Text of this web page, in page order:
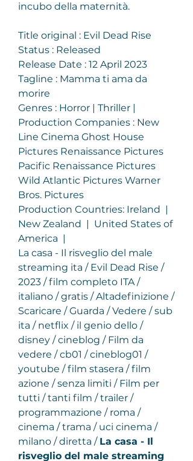
incubo della maternità.
Title original : Evil Dead Rise
Status : Released
Release Date : 12 April 2023
Tagline : Mamma ti ama da
morire
Genres : Horror | Thriller |
Production Companies : New
Line Cinema Ghost House
Pictures Renaissance Pictures
Pacific Renaissance Pictures
Wild Atlantic Pictures Warner
Bros. Pictures
Production Countries: Ireland  |
New Zealand  |  United States of
America  |
La casa - Il risveglio del male
streaming ita / Evil Dead Rise /
2023 / film completo ITA /
italiano / gratis / Altadefinizione /
Scaricare / Guarda / Vedere / sub
ita / netflix / il genio dello /
disney / cineblog / Film da
vedere / cb01 / cineblog01 /
youtube / film stasera / film
azione / senza limiti / Film per
tutti / tanti film / trailer /
programmazione / roma /
cinema / trama / uci cinema /
milano / diretta / La casa - Il
risveglio del male streaming